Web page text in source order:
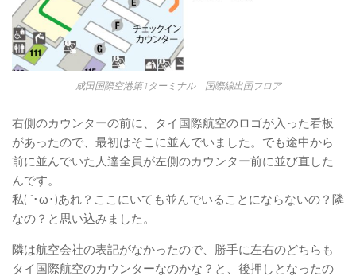
成田国際空港第1ターミナル 国際線出国フロア
右側のカウンターの前に、タイ国際航空のロゴが入った看板
があったので、最初はそこに並んでいました。でも途中から
前に並んでいた人達全員が左側のカウンター前に並び直した
んです。
私( ´･ω･)あれ？ここにいても並んでいることにならないの？隣
なの？と思い込みました。
隣は航空会社の表記がなかったので、勝手に左右のどちらも
タイ国際航空のカウンターなのかな？と、後押しとなったの